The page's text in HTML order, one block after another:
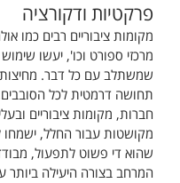
פרקטיות ודקורציה
מקומות ציבוריים רבים כמו
מרכזי ספורט וכו', יעשו
שמשתלב עם כל דבר. מחיצות
תחושה דרמטית לכל הסובבים,
חברות, מקומות ציבוריים
מקושטות עבור החלל, ישמחו
שהוא די פשוט לתפעול,
המרחב בצורה היעילה ביותר